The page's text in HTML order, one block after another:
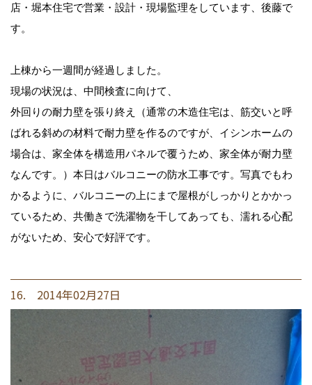
店・堀本住宅で営業・設計・現場監理をしています、後藤で
す。
上棟から一週間が経過しました。
現場の状況は、中間検査に向けて、
外回りの耐力壁を張り終え（通常の木造住宅は、筋交いと呼
ばれる斜めの材料で耐力壁を作るのですが、イシンホームの
場合は、家全体を構造用パネルで覆うため、家全体が耐力壁
なんです。）本日はバルコニーの防水工事です。写真でもわ
かるように、バルコニーの上にまで屋根がしっかりとかかっ
ているため、共働きで洗濯物を干してあっても、濡れる心配
がないため、安心で好評です。
16. 2014年02月27日